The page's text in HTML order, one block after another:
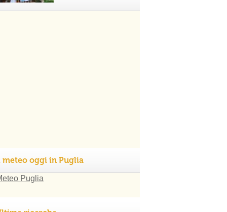
meteo oggi in Puglia